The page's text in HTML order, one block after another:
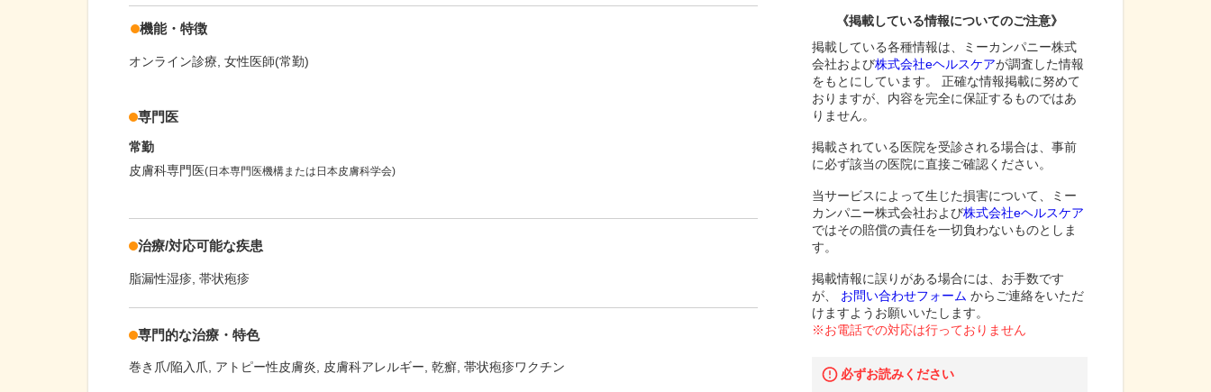
機能・特徴
オンライン診療 女性医師(常勤)
専門医
常勤
皮膚科専門医(日本専門医機構または日本皮膚科学会)
治療/対応可能な疾患
脂漏性湿疹 帯状疱疹
専門的な治療・特色
巻き爪/陥入爪 アトピー性皮膚炎 皮膚科アレルギー 乾癬 帯状疱疹ワクチン
《掲載している情報についてのご注意》
掲載している各種情報は、ミーカンパニー株式
会社および株式会社eヘルスケアが調査した情報
をもとにしています。 正確な情報掲載に努めて
おりますが、内容を完全に保証するものではあ
りません。
掲載されている医院を受診される場合は、事前
に必ず該当の医院に直接ご確認ください。
当サービスによって生じた損害について、ミー
カンパニー株式会社および株式会社eヘルスケア
ではその賠償の責任を一切負わないものとしま
す。
掲載情報に誤りがある場合には、お手数です
が、
お問い合わせフォーム からご連絡をいただ
けますようお願いいたします。
※お電話での対応は行っておりません
必ずお読みください